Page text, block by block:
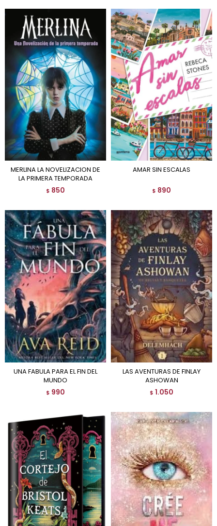
MERLINA LA NOVELIZACION DE
LA PRIMERA TEMPORADA
$ 850
AMAR SIN ESCALAS
$ 890
UNA FABULA PARA EL FIN DEL
MUNDO
$ 990
LAS AVENTURAS DE FINLAY
ASHOWAN
$ 1.050